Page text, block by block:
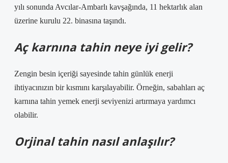
yılı sonunda Avcılar-Ambarlı kavşağında, 11 hektarlık alan
üzerine kurulu 22. binasına taşındı.
Aç karnına tahin neye iyi gelir?
Zengin besin içeriği sayesinde tahin günlük enerji
ihtiyacınızın bir kısmını karşılayabilir. Örneğin, sabahları aç
karnına tahin yemek enerji seviyenizi artırmaya yardımcı
olabilir.
Orjinal tahin nasıl anlaşılır?